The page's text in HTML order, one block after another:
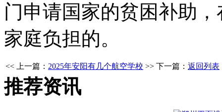
门申请国家的贫困补助
家庭负担的。
<< 上一篇： 2025年安阳有几个航空学校 >> 下一篇： 返回列表
推荐资讯